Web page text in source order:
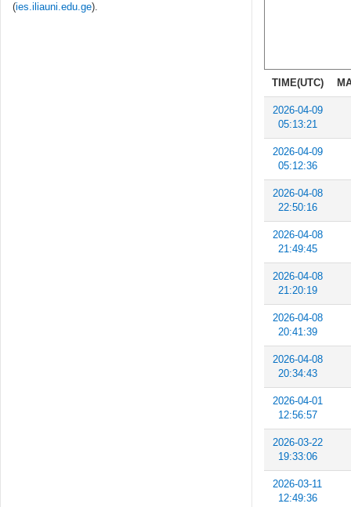
(ies.iliauni.edu.ge).
TIME(UTC)
2026-04-09
05:13:21
2026-04-09
05:12:36
2026-04-08
22:50:16
2026-04-08
21:49:45
2026-04-08
21:20:19
2026-04-08
20:41:39
2026-04-08
20:34:43
2026-04-01
12:56:57
2026-03-22
19:33:06
2026-03-11
12:49:36